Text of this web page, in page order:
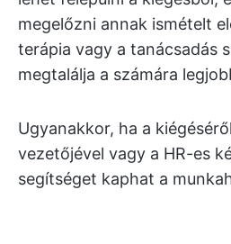
megelőzni annak ismételt
terápia vagy a tanácsadás
megtalálja a számára
Ugyanakkor, ha a
vezetőjével vagy a HR-es
segítséget kaphat a